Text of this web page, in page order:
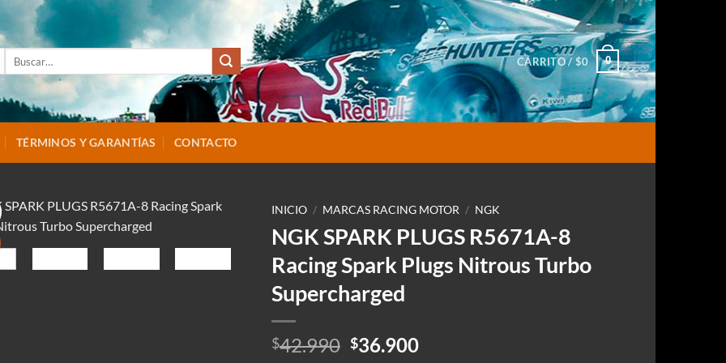
CARRITO /$0 0
TÉRMINOS Y GARANTÍAS CONTACTO
INICIO / MARCAS RACING MOTOR / NGK
NGK SPARK PLUGS R5671A-8
Racing Spark Plugs Nitrous Turbo
Supercharged
$42.990 El
$36.900El